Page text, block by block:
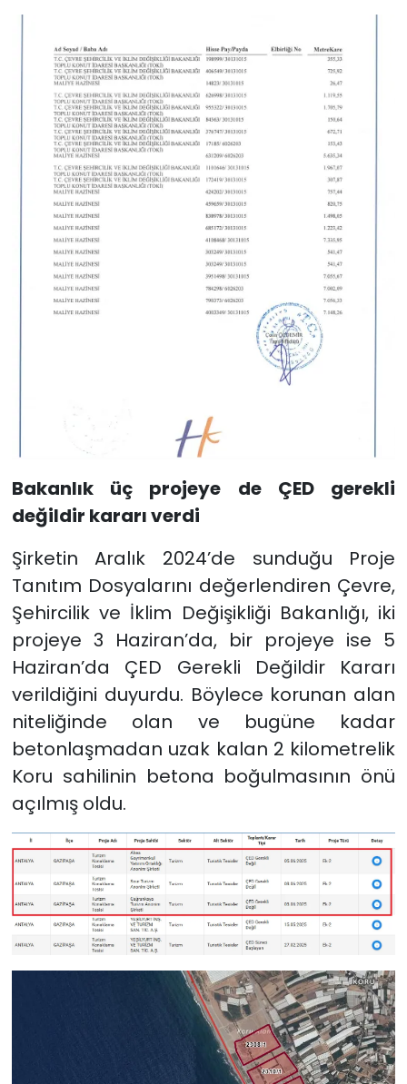
Bakanlık üç projeye de ÇED gerekli
değildir kararı verdi
Şirketin Aralık 2024’de sunduğu Proje
Tanıtım Dosyalarını değerlendiren Çevre,
Şehircilik ve İklim Değişikliği Bakanlığı, iki
projeye 3 Haziran’da, bir projeye ise 5
Haziran’da ÇED Gerekli Değildir Kararı
verildiğini duyurdu. Böylece korunan alan
niteliğinde olan ve bugüne kadar
betonlaşmadan uzak kalan 2 kilometrelik
Koru sahilinin betona boğulmasının önü
açılmış oldu.